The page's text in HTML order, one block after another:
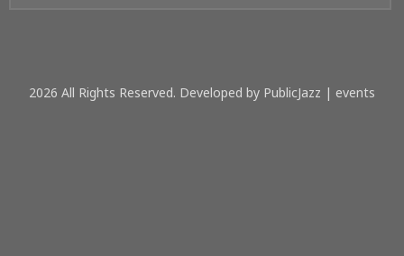
2026 All Rights Reserved. Developed by PublicJazz | events